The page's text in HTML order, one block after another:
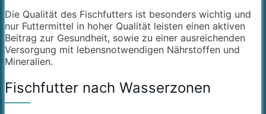
Die Qualität des Fischfutters ist besonders wichtig und
nur Futtermittel in hoher Qualität leisten einen aktiven
Beitrag zur Gesundheit, sowie zu einer ausreichenden
Versorgung mit lebensnotwendigen Nährstoffen und
Mineralien.
Fischfutter nach Wasserzonen